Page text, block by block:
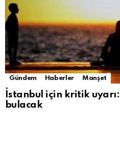
Gündem Haberler Manşet
İstanbul için kritik uyarı:
bulacak